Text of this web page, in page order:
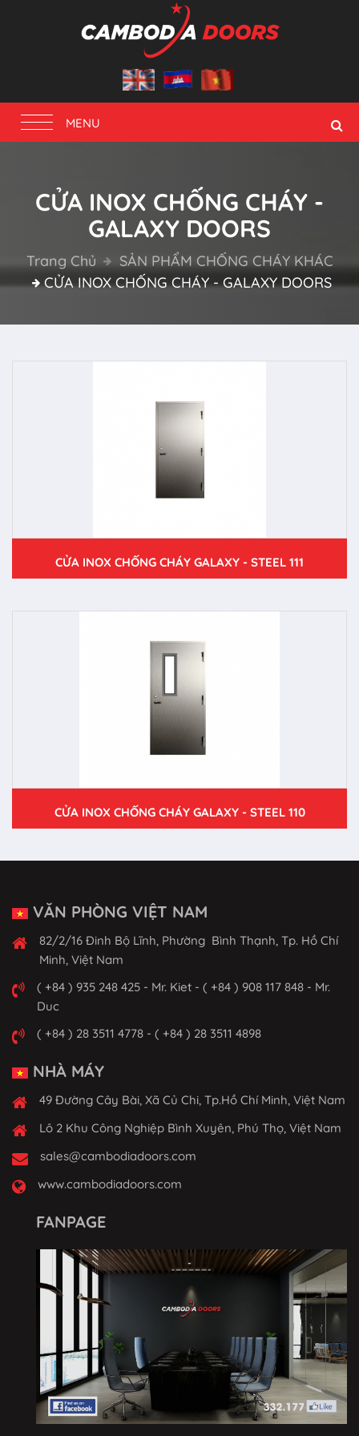
Toggle
navigation
MENU
CỬA INOX CHỐNG CHÁY -
GALAXY DOORS
Trang Chủ
SẢN PHẨM CHỐNG CHÁY KHÁC
CỬA INOX CHỐNG CHÁY - GALAXY DOORS
CỬA INOX CHỐNG CHÁY GALAXY - STEEL 111
CỬA INOX CHỐNG CHÁY GALAXY - STEEL 110
VĂN PHÒNG VIỆT NAM
82/2/16 Đinh Bộ Lĩnh, Phường Bình Thạnh, Tp. Hồ Chí
Minh, Việt Nam
( +84 ) 935 248 425 - Mr. Kiet - ( +84 ) 908 117 848 - Mr.
Duc
( +84 ) 28 3511 4778 - ( +84 ) 28 3511 4898
NHÀ MÁY
49 Đường Cây Bài, Xã Củ Chi, Tp.Hồ Chí Minh, Việt Nam
Lô 2 Khu Công Nghiệp Bình Xuyên, Phú Thọ, Việt Nam
sales@cambodiadoors.com
www.cambodiadoors.com
FANPAGE